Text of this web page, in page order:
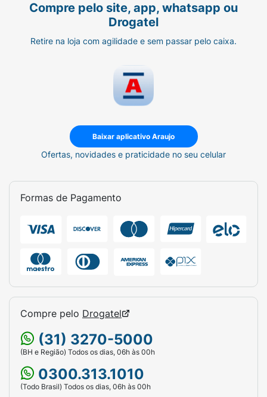
Compre pelo site, app, whatsapp ou
Drogatel
Retire na loja com agilidade e sem passar pelo caixa.
Baixar aplicativo Araujo
Ofertas, novidades e praticidade no seu celular
Formas de Pagamento
Compre pelo Drogatel
(31) 3270-5000
(BH e Região) Todos os dias, 06h às 00h
0300.313.1010
(Todo Brasil) Todos os dias, 06h às 00h